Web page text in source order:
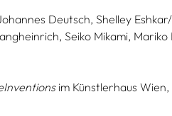
Deutsch, Shelley
Seiko Mikami, Mariko
im Künstlerhaus Wien,